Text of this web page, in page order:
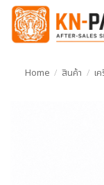
ข้าม
ยัง
Home / สินค้า / เ